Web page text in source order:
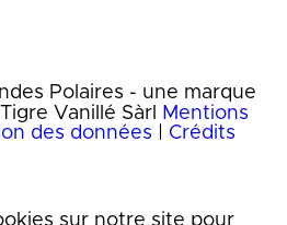
Polaires - une marque
Vanillé Sàrl
Mentions
des données
Crédits
sur notre site pour